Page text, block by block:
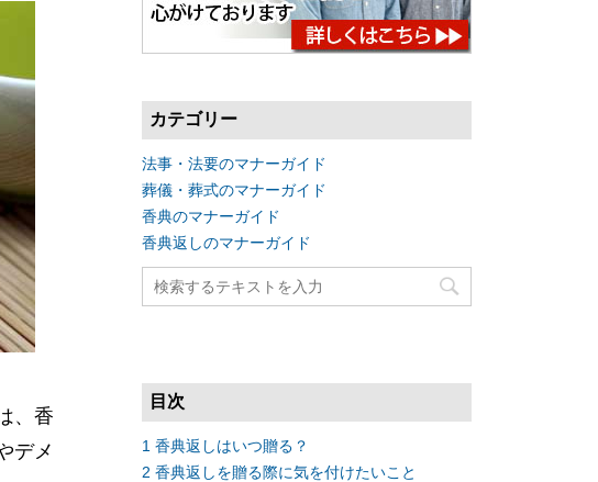
、香
デメ
カテゴリー
法事・法要のマナーガイド
葬儀・葬式のマナーガイド
香典のマナーガイド
香典返しのマナーガイド
目次
1 香典返しはいつ贈る？
2 香典返しを贈る際に気を付けたいこと